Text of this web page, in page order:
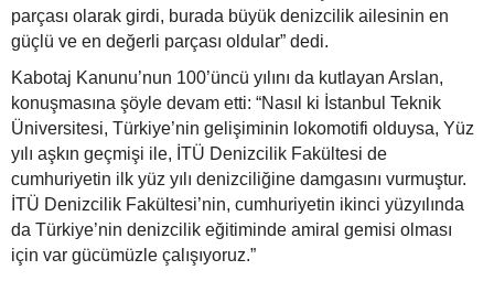
parçası olarak girdi, burada büyük denizcilik ailesinin en
güçlü ve en değerli parçası oldular” dedi.
Kabotaj Kanunu’nun 100’üncü yılını da kutlayan Arslan,
konuşmasına şöyle devam etti: “Nasıl ki İstanbul Teknik
Üniversitesi, Türkiye’nin gelişiminin lokomotifi olduysa, Yüz
yılı aşkın geçmişi ile, İTÜ Denizcilik Fakültesi de
cumhuriyetin ilk yüz yılı denizciliğine damgasını vurmuştur.
İTÜ Denizcilik Fakültesi’nin, cumhuriyetin ikinci yüzyılında
da Türkiye’nin denizcilik eğitiminde amiral gemisi olması
için var gücümüzle çalışıyoruz.”